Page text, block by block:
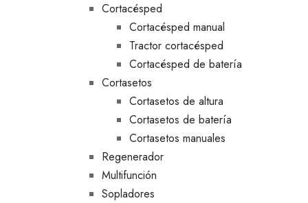
Cortacésped
Cortacésped manual
Tractor cortacésped
Cortacésped de batería
Cortasetos
Cortasetos de altura
Cortasetos de batería
Cortasetos manuales
Regenerador
Multifunción
Sopladores